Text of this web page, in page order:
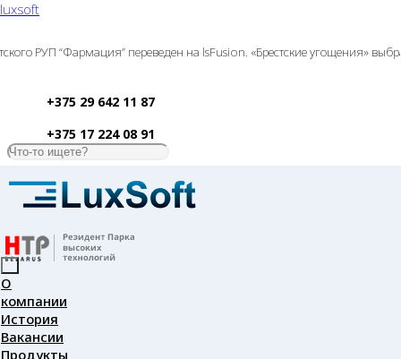
luxsoft
“Фармация” переведен на lsFusion. «Брестские угощения»
+375 29 642 11 87
+375 17 224 08 91
О
компании
История
Вакансии
Продукты